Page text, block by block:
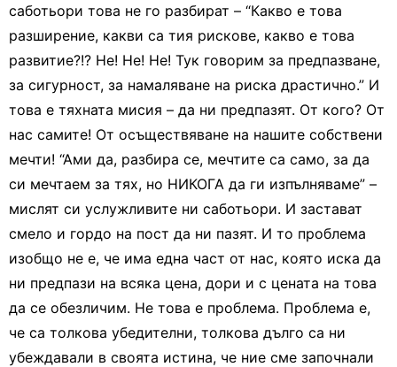
саботьори това не го разбират – “Какво е това
разширение, какви са тия рискове, какво е това
развитие?!? Не! Не! Не! Тук говорим за предпазване,
за сигурност, за намаляване на риска драстично.” И
това е тяхната мисия – да ни предпазят. От кого? От
нас самите! От осъществяване на нашите собствени
мечти! “Ами да, разбира се, мечтите са само, за да
си мечтаем за тях, но НИКОГА да ги изпълняваме” –
мислят си услужливите ни саботьори. И застават
смело и гордо на пост да ни пазят. И то проблема
изобщо не е, че има една част от нас, която иска да
ни предпази на всяка цена, дори и с цената на това
да се обезличим. Не това е проблема. Проблема е,
че са толкова убедителни, толкова дълго са ни
убеждавали в своята истина, че ние сме започнали